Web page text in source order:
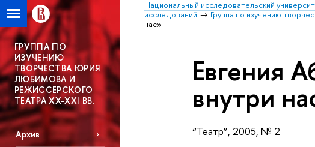
Национальный исследовательский
исследований
Группа по изучению
нас»
ГРУППА ПО
ИЗУЧЕНИЮ
ТВОРЧЕСТВА ЮРИЯ
ЛЮБИМОВА И
РЕЖИССЕРСКОГО
ТЕАТРА XX-XXI ВВ.
Архив
Евгения
внутри
“Театр”, 2005, № 2